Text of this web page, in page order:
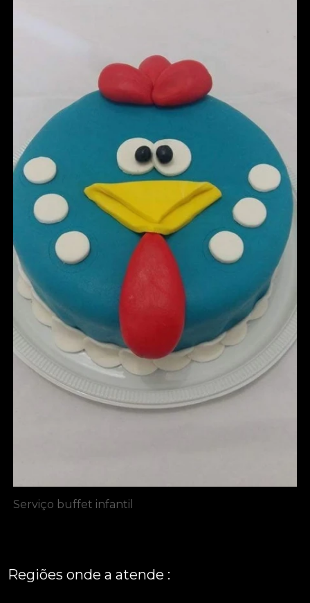
Serviço buffet infantil
Regiões onde a atende :